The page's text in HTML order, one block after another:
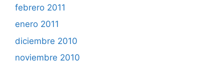
febrero 2011
enero 2011
diciembre 2010
noviembre 2010